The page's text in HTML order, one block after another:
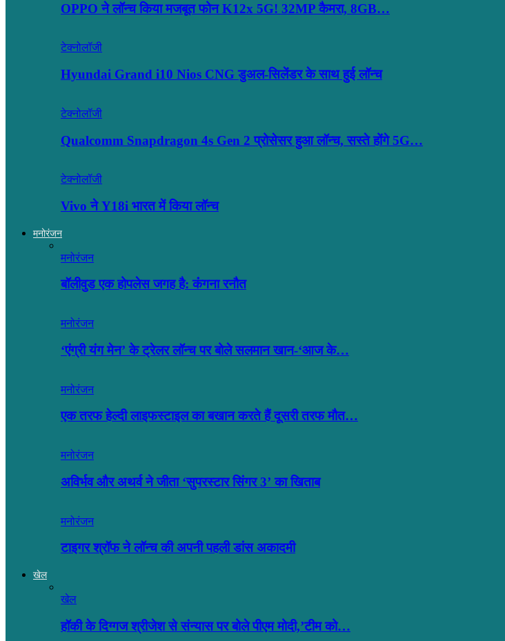
OPPO ने लॉन्‍च किया मजबूत फोन K12x 5G! 32MP कैमरा, 8GB…
टेक्नोलॉजी
Hyundai Grand i10 Nios CNG डुअल-सिलेंडर के साथ हुई लॉन्च
टेक्नोलॉजी
Qualcomm Snapdragon 4s Gen 2 प्रोसेसर हुआ लॉन्च, सस्ते होंगे 5G…
टेक्नोलॉजी
Vivo ने Y18i भारत में किया लॉन्च
मनोरंजन
मनोरंजन
बॉलीवुड एक होपलेस जगह है: कंंगना रनौत
मनोरंजन
‘एंग्री यंग मेन’ के ट्रेलर लॉन्च पर बोले सलमान खान-‘आज के…
मनोरंजन
एक तरफ हेल्दी लाइफस्टाइल का बखान करते हैं दूसरी तरफ मौत…
मनोरंजन
अविर्भव और अथर्व ने जीता ‘सुपरस्टार सिंगर 3’ का खिताब
मनोरंजन
टाइगर श्रॉफ ने लॉन्च की अपनी पहली डांस अकादमी
खेल
खेल
हॉकी के दिग्गज श्रीजेश से संन्यास पर बोले पीएम मोदी,’टीम को…